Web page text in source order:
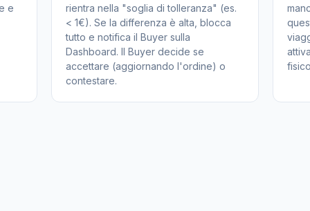
e
rientra nella "soglia di tolleranza" (es.
< 1€). Se la differenza è alta, blocca
tutto e notifica il Buyer sulla
Dashboard. Il Buyer decide se
accettare (aggiornando l'ordine) o
contestare.